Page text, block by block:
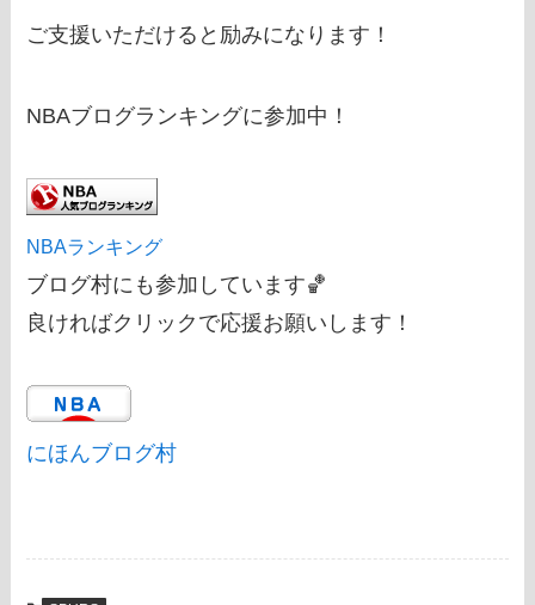
ご支援いただけると励みになります！
NBAブログランキングに参加中！
NBAランキング
ブログ村にも参加しています🏀
良ければクリックで応援お願いします！
にほんブログ村